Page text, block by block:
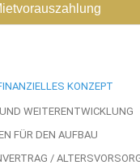
KONZEPT
WEITERENTWICKLUNG
FÜR DEN AUFBAU
/